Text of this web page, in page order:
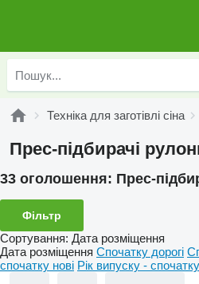
Техніка для заготівлі сіна
Прес-підбирачі
33 оголошення: Прес-
Фільтр
Сортування: Дата розміщення
Дата розміщення Спочатку дорогі
спочатку нові Рік випуску -